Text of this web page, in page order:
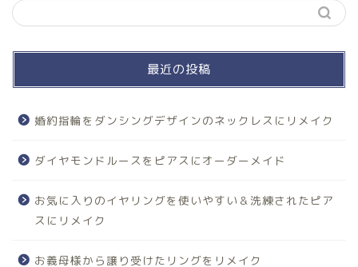
最近の投稿
婚約指輪をダンシングデザインのネックレスにリメイク
ダイヤモンドルースをピアスにオーダーメイド
お気に入りのイヤリングを使いやすい＆洗練されたピア
スにリメイク
お義母様から譲り受けたリングをリメイク